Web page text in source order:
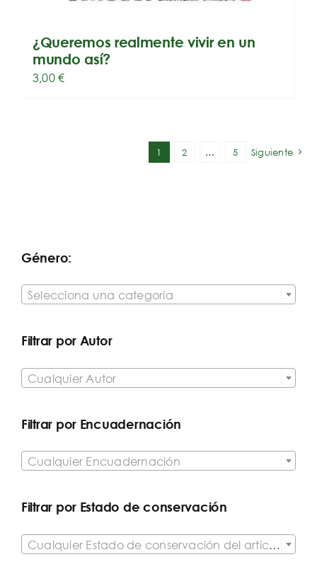
¿Queremos realmente vivir en un
mundo así?
3,00€
1 2 … 5 Siguiente
Género:
Selecciona una categoría
Filtrar por Autor
Cualquier Autor
Filtrar por Encuadernación
Cualquier Encuadernación
Filtrar por Estado de conservación
Cualquier Estado de conservación del artículo